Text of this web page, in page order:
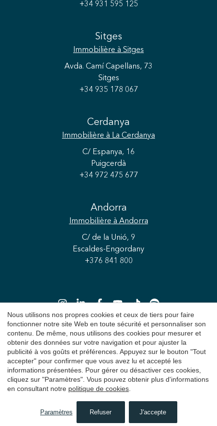
+34 931 595 125
Sitges
Immobilière à Sitges
Avda. Camí Capellans, 73
Sitges
+34 935 178 067
Cerdanya
Immobilière à La Cerdanya
C/ Espanya, 16
Puigcerdà
+34 972 475 677
Andorra
Immobilière à Andorra
C/ de la Unió, 9
Escaldes-Engordany
+376 841 800
Copyright 2026 © Durán Carasso
Avis juridique
Politique de Confidentialité
Nous utilisons nos propres cookies et ceux de tiers pour faire
fonctionner notre site Web en toute sécurité et personnaliser son
contenu. De même, nous utilisons des cookies pour mesurer et
obtenir des données sur votre navigation et pour ajuster la
publicité à vos goûts et préférences. Appuyez sur le bouton "Tout
accepter" pour confirmer que vous avez lu et accepté les
informations présentées. Pour gérer ou désactiver ces cookies,
cliquez sur "Paramètres". Vous pouvez obtenir plus d'informations
en consultant notre politique de cookies.
Paramètres Refuser J'accepte
Enregistrer les paramètres Tout accepter